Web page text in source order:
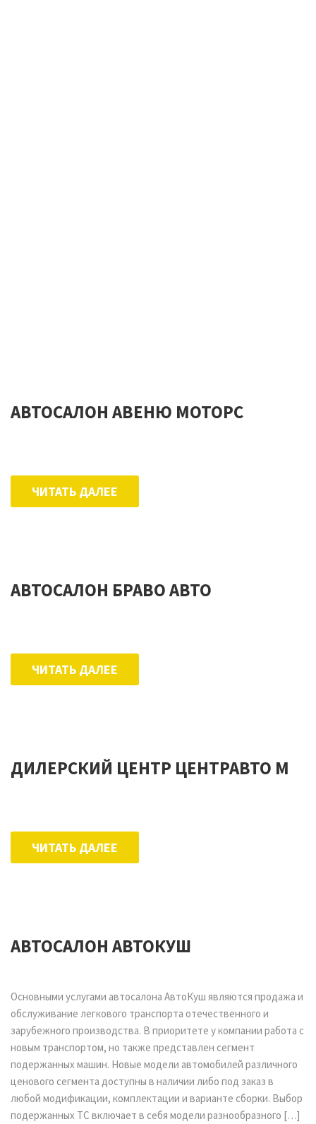
АВТОСАЛОН АВЕНЮ МОТОРС
ЧИТАТЬ ДАЛЕЕ
АВТОСАЛОН БРАВО АВТО
ЧИТАТЬ ДАЛЕЕ
ДИЛЕРСКИЙ ЦЕНТР ЦЕНТРАВТО М
ЧИТАТЬ ДАЛЕЕ
АВТОСАЛОН АВТОКУШ
Основными услугами автосалона АвтоКуш являются продажа и
обслуживание легкового транспорта отечественного и
зарубежного производства. В приоритете у компании работа с
новым транспортом, но также представлен сегмент
подержанных машин. Новые модели автомобилей различного
ценового сегмента доступны в наличии либо под заказ в
любой модификации, комплектации и варианте сборки. Выбор
подержанных ТС включает в себя модели разнообразного […]